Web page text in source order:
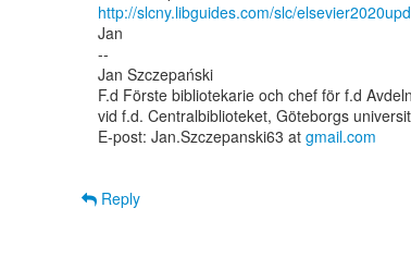
http://slcny.libguides.com/slc/
Jan
--
Jan Szczepański
F.d Förste bibliotekarie och chef för f.d
vid f.d. Centralbiblioteket, Göteborgs
E-post: Jan.Szczepanski63 at gmail.com
Reply